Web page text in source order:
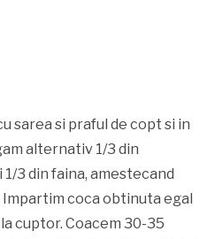
sarea si praful de copt si in
alternativ 1/3 din
3 din faina, amestecand
coca obtinuta egal
cuptor. Coacem 30-35